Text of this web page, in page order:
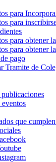
para
para
para obtener
para obtener
pago
Tramite de
que